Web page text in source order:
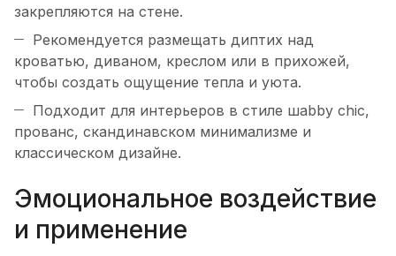
закрепляются на стене.
Рекомендуется размещать диптих над
кроватью, диваном, креслом или в прихожей,
чтобы создать ощущение тепла и уюта.
Подходит для интерьеров в стиле шabby chic,
прованс, скандинавском минимализме и
классическом дизайне.
Эмоциональное воздействие
и применение